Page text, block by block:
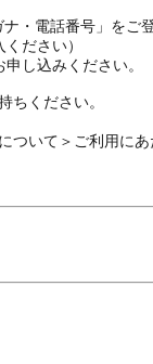
・電話番号」をご
ださい）
申し込みください。
ちください。
いて＞ご利用にあ